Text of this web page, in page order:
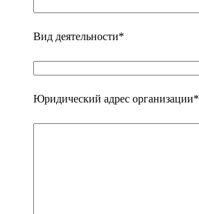
Вид деятельности*
Юридический адрес организации*